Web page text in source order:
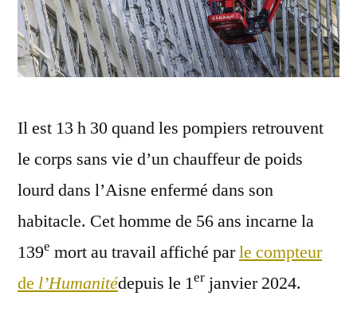
Il est 13 h 30 quand les pompiers retrouvent
le corps sans vie d’un chauffeur de poids
lourd dans l’Aisne enfermé dans son
habitacle. Cet homme de 56 ans incarne la
139e mort au travail affiché parle compteur
de l’Humanitédepuis le 1er janvier 2024.